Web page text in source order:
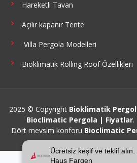
Ücretsiz keşif ve teklif alın.
Haus Fargen
Hareketli Tavan
Açılır kapanır Tente
Villa Pergola Modelleri
Bioklimatik Rolling Roof Özellikleri
2025 © Copyright Bioklimatik
Bioclimatic Pergola | Fiyatlar.
Dört mevsim konforu Bioclimatic